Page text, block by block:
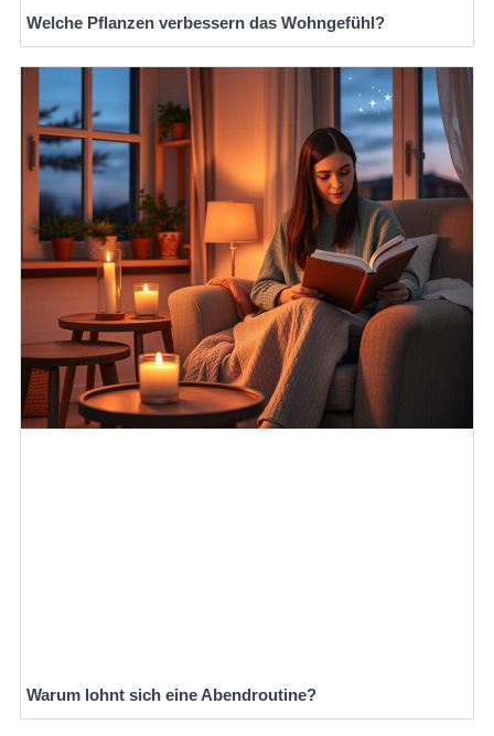
Welche Pflanzen verbessern das Wohngefühl?
Warum lohnt sich eine Abendroutine?